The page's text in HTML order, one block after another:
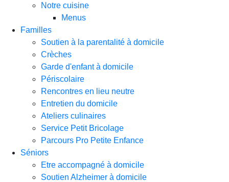
Notre cuisine
Menus
Familles
Soutien à la parentalité à domicile
Crèches
Garde d'enfant à domicile
Périscolaire
Rencontres en lieu neutre
Entretien du domicile
Ateliers culinaires
Service Petit Bricolage
Parcours Pro Petite Enfance
Séniors
Etre accompagné à domicile
Soutien Alzheimer à domicile